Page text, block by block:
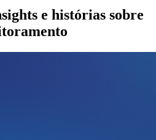
e histórias sobre